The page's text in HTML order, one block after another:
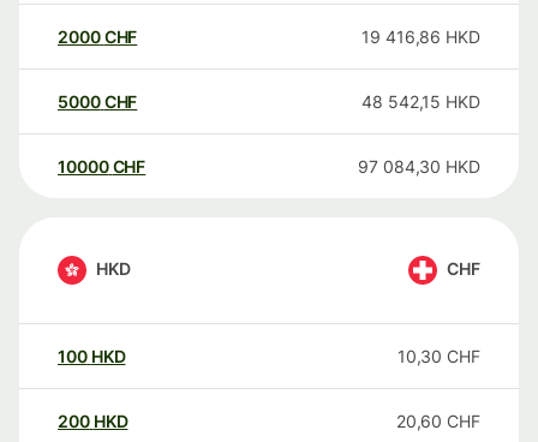
2000CHF 19 416,86 HKD
5000CHF 48 542,15 HKD
10000 CHF 97 084,30 HKD
HKD CHF
100 HKD 10,30 CHF
200 HKD 20,60 CHF